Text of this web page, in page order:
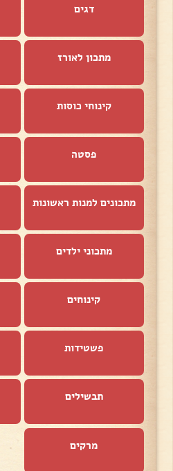
דגים
מתכון לאורז
קינוחי כוסות
פסטה
מתכונים למנות ראשונות
מתכוני ילדים
קינוחים
פשטידות
תבשילים
מרקים